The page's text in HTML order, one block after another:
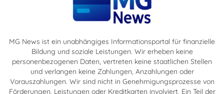
MG News ist ein unabhängiges Informationsportal für finanzielle
Bildung und soziale Leistungen. Wir erheben keine
personenbezogenen Daten, vertreten keine staatlichen Stellen
und verlangen keine Zahlungen, Anzahlungen oder
Vorauszahlungen. Wir sind nicht in Genehmigungsprozesse von
Förderungen, Leistungen oder Kreditkarten involviert. Ein Teil der